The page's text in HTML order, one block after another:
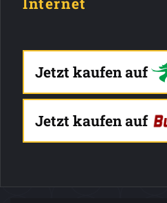
Jetzt kaufen auf
Jetzt kaufen auf